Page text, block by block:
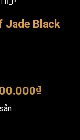
Jade Black
₫